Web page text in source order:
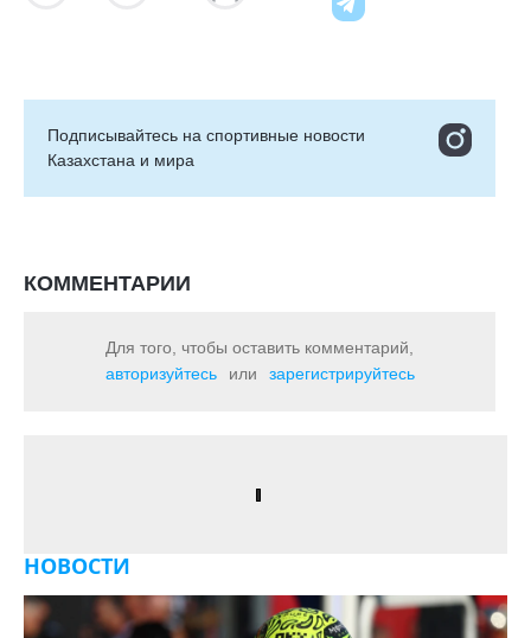
Подписывайтесь на cпортивные новости
Казахстана и мира
КОММЕНТАРИИ
Для того, чтобы оставить комментарий,
авторизуйтесь
или зарегистрируйтесь
НОВОСТИ